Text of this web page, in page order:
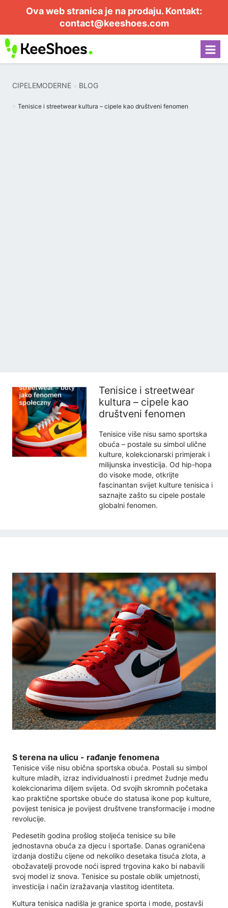
Ova web stranica je na prodaju. Kontakt:
contact@keeshoes.com
CIPELEMODERNE BLOG
Tenisice i streetwear kultura – cipele kao društveni fenomen
Tenisice i streetwear
kultura – cipele kao
društveni fenomen
Tenisice više nisu samo sportska
obuća – postale su simbol ulične
kulture, kolekcionarski primjerak i
milijunska investicija. Od hip-hopa
do visoke mode, otkrijte
fascinantan svijet kulture tenisica i
saznajte zašto su cipele postale
globalni fenomen.
S terena na ulicu - rađanje fenomena
Tenisice više nisu obična sportska obuća. Postali su simbol
kulture mladih, izraz individualnosti i predmet žudnje među
kolekcionarima diljem svijeta. Od svojih skromnih početaka
kao praktične sportske obuće do statusa ikone pop kulture,
povijest tenisica je povijest društvene transformacije i modne
revolucije.
Pedesetih godina prošlog stoljeća tenisice su bile
jednostavna obuća za djecu i sportaše. Danas ograničena
izdanja dostižu cijene od nekoliko desetaka tisuća zlota, a
obožavatelji provode noći ispred trgovina kako bi nabavili
svoj model iz snova. Tenisice su postale oblik umjetnosti,
investicija i način izražavanja vlastitog identiteta.
Kultura tenisica nadišla je granice sporta i mode, postavši